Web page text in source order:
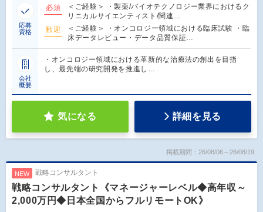
応募
資格
必須
＜ご経験＞ ・製薬/バイオテクノロジー業界におけるク
リニカルサイエンティスト/関連…
歓迎
＜ご経験＞ ・オンコロジー領域における臨床試験 ・臨
床データレビュー・データ品質保証…
会社
概要
・オンコロジー領域における革新的な治療法の創出を目指
し、最先端の研究開発を推進し…
気になる 詳細を見る
掲載期間：26/08/06～26/08/19
NEW 戦略コンサルタント
戦略コンサルタント《マネージャーレベル◆高年収～
2,000万円◆日本全国からフルリモートOK》